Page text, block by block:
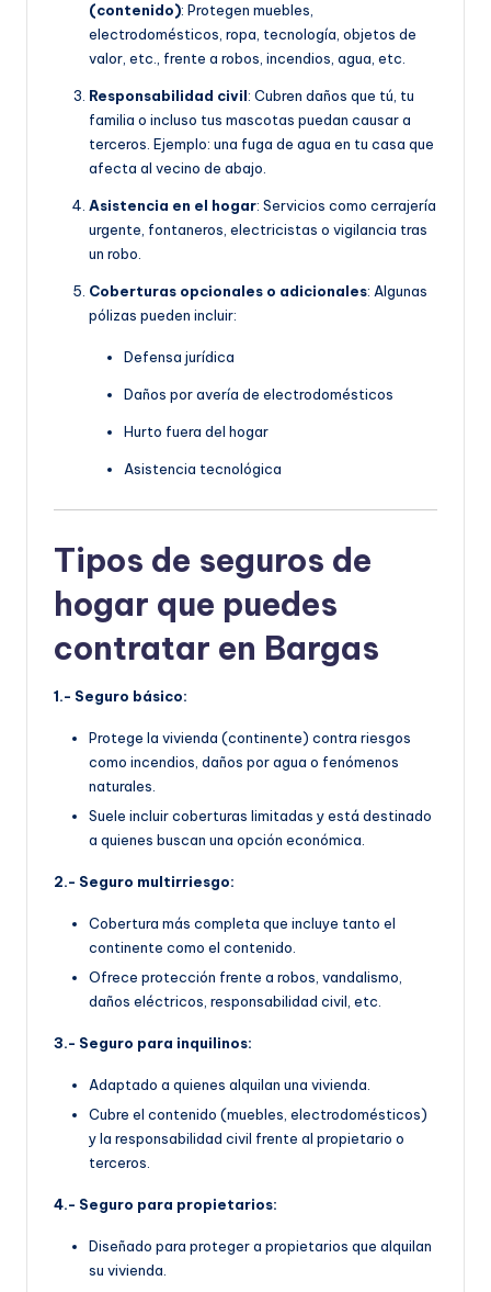
(contenido): Protegen muebles,
electrodomésticos, ropa, tecnología, objetos de
valor, etc., frente a robos, incendios, agua, etc.
Responsabilidad civil: Cubren daños que tú, tu
familia o incluso tus mascotas puedan causar a
terceros. Ejemplo: una fuga de agua en tu casa que
afecta al vecino de abajo.
Asistencia en el hogar: Servicios como cerrajería
urgente, fontaneros, electricistas o vigilancia tras
un robo.
Coberturas opcionales o adicionales: Algunas
pólizas pueden incluir:
Defensa jurídica
Daños por avería de electrodomésticos
Hurto fuera del hogar
Asistencia tecnológica
Tipos de seguros de
hogar que puedes
contratar en Bargas
1.- Seguro básico:
Protege la vivienda (continente) contra riesgos
como incendios, daños por agua o fenómenos
naturales.
Suele incluir coberturas limitadas y está destinado
a quienes buscan una opción económica.
2.- Seguro multirriesgo:
Cobertura más completa que incluye tanto el
continente como el contenido.
Ofrece protección frente a robos, vandalismo,
daños eléctricos, responsabilidad civil, etc.
3.- Seguro para inquilinos:
Adaptado a quienes alquilan una vivienda.
Cubre el contenido (muebles, electrodomésticos)
y la responsabilidad civil frente al propietario o
terceros.
4.- Seguro para propietarios:
Diseñado para proteger a propietarios que alquilan
su vivienda.